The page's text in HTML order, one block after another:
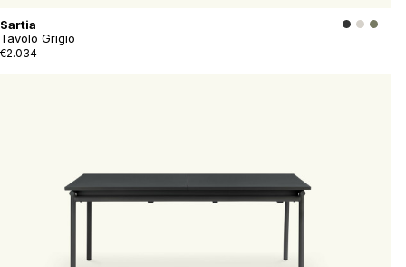
Sartia
Tavolo Grigio
€2.034